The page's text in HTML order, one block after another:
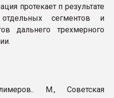
протекает п результате
сегментов и
дальнего трехмерного
М., Советская